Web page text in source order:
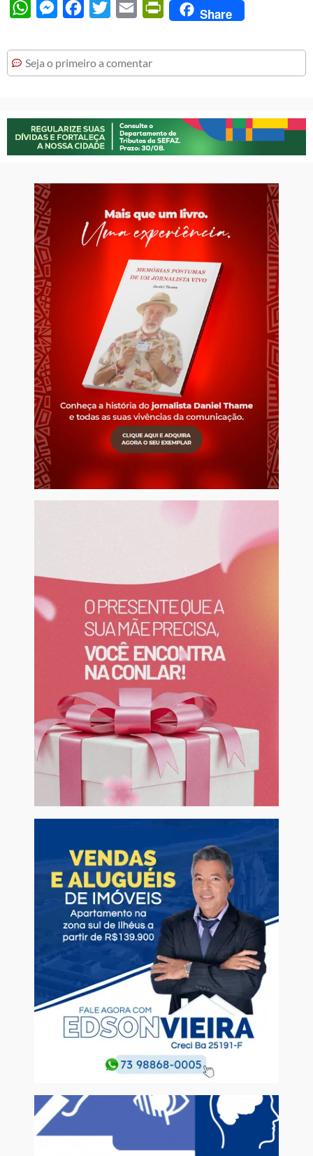
WhatsAppMessengerFacebook
Twitter Email PrintFriendly
Share
Seja o primeiro a comentar